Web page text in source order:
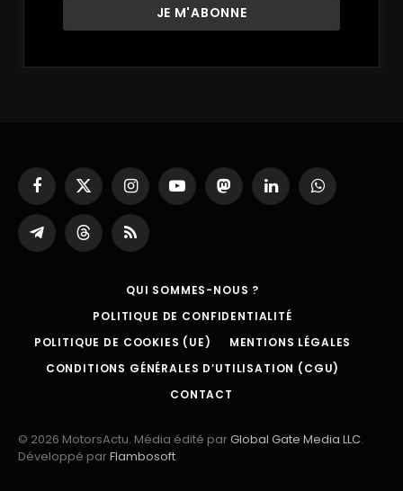
Facebook
X
(Twitter)
InstagramYouTubeMastodonLinkedInWhatsApp
Partager
sur
ThreadsRSS
QUI SOMMES-NOUS ?
POLITIQUE DE CONFIDENTIALITÉ
POLITIQUE DE COOKIES (UE)
MENTIONS LÉGALES
CONDITIONS GÉNÉRALES D’UTILISATION (CGU)
CONTACT
© 2026 MotorsActu. Média édité parGlobal Gate Media LLC.
Développé parFlambosoft.